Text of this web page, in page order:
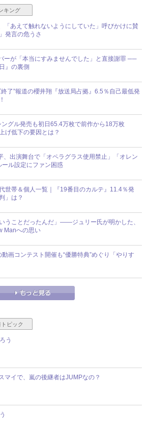
キング
「あえて触れないようにしていた」呼びかけに賛
発言の危うさ
ーが「本当にすみませんでした」と直接謝罪 ──
』の裏側
終了”報道の櫻井翔『放送局占拠』6.5％自己最低発
グル発売も初日65.4万枚で前作から18万枚
低下の要因とは？
、出演舞台で「オペラグラス使用禁止」「オレン
ル設定にファン困惑
世帯＆個人一覧｜『19番目のカルテ』11.4％発
」は？
うことだったんだ」――ジュリー氏が明かした、
Manへの思い
画コンテスト開催も“優勝特典”めぐり「やりす
トピック
う
マイで、嵐の後継者はJUMPなの？